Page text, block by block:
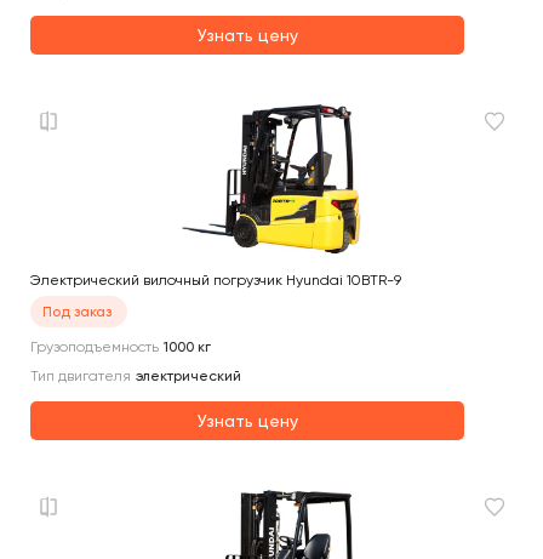
Узнать цену
Электрический вилочный погрузчик Hyundai 10BTR-9
Под заказ
Грузоподъемность 1000 кг
Тип двигателя электрический
Узнать цену